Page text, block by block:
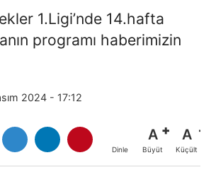
1.Ligi’nde 14.hafta
programı haberimizin
2024 - 17:12
Dinle
A
Büyüt
A
Küçült